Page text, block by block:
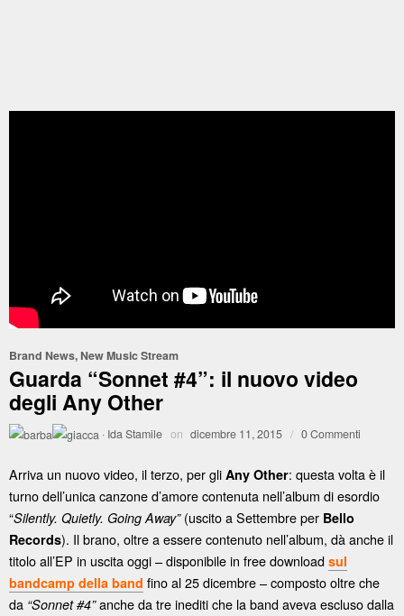
Brand News, New Music Stream
Guarda “Sonnet #4”: il nuovo video
degli Any Other
· Ida Stamile on dicembre 11, 2015 / 0 Commenti
Arriva un nuovo video, il terzo, per gli Any Other: questa volta è il
turno dell’unica canzone d’amore contenuta nell’album di esordio
“Silently. Quietly. Going Away”(uscito a Settembre per Bello
Records). Il brano, oltre a essere contenuto nell’album, dà anche il
titolo all’EP in uscita oggi – disponibile in free download sul
bandcamp della band fino al 25 dicembre – composto oltre che
da “Sonnet #4”anche da tre inediti che la band aveva escluso dalla